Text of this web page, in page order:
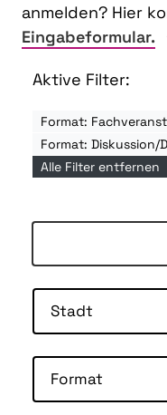
anmelden? Hier
Eingabeformular.
Aktive Filter:
Format:
Format: Diskussion/
Alle Filter entfernen
Stadt
Format